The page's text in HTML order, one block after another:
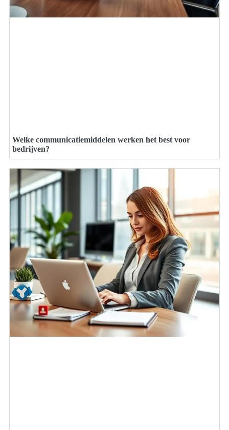
Welke communicatiemiddelen werken het best voor
bedrijven?